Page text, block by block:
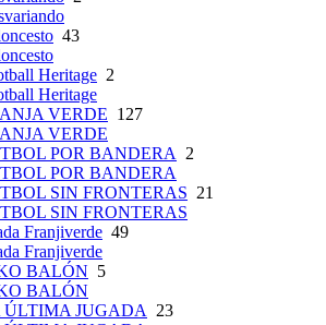
43
Heritage 2
Heritage
VERDE 127
VERDE
POR BANDERA
2
POR BANDERA
SIN FRONTERAS 21
SIN FRONTERAS
Franjiverde 49
Franjiverde
BALÓN 5
BALÓN
ÚLTIMA JUGADA
23